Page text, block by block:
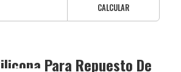
CALCULAR
Para Repuesto De